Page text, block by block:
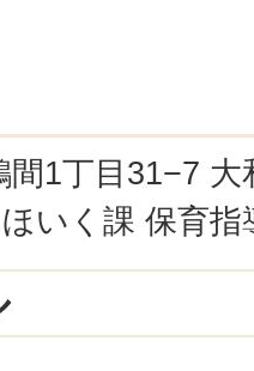
間1丁目31−7
いく課 保育指